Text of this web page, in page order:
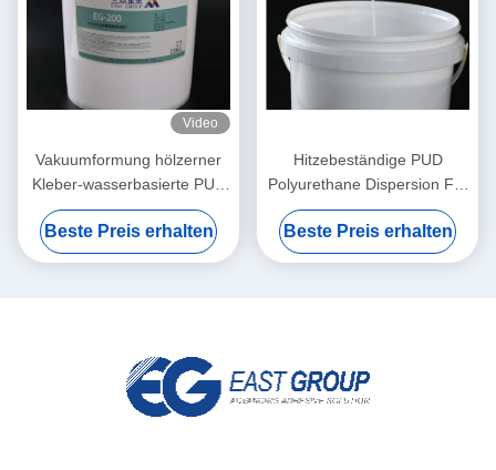
Video
Vakuumformung hölzerner
Kleber-wasserbasierte PUD
Polyurethane Dispersion
PVC-Membran-3D
Beste Preis erhalten
Hitzebeständige PUD
Polyurethane Dispersion For
Vacuum-Membran-
Pressmaschine
Beste Preis erhalten